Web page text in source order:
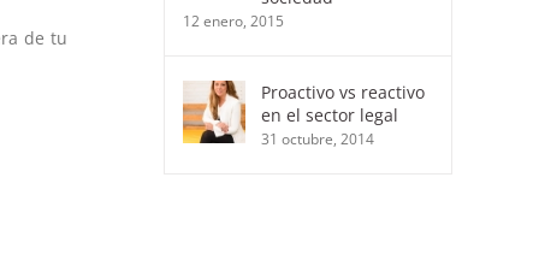
de tu
12 enero, 2015
Proactivo vs reactivo
en el sector legal
31 octubre, 2014